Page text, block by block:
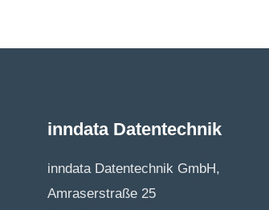
inndata Datentechnik
inndata Datentechnik GmbH,
Amraserstraße 25